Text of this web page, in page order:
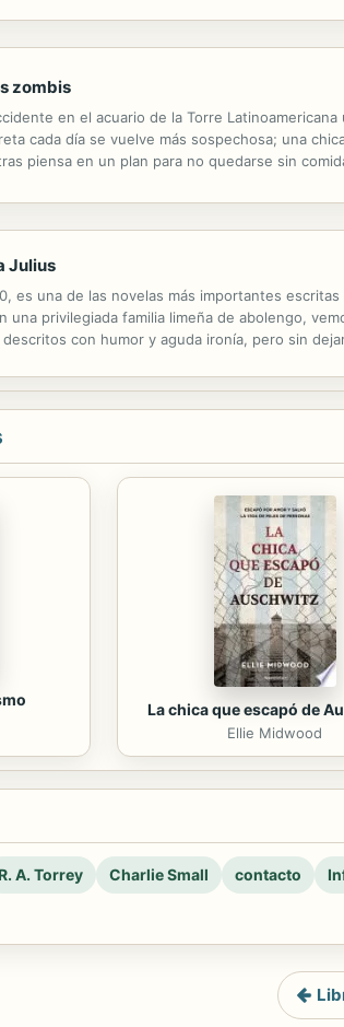
zombis
en el acuario de la Torre
cada día se vuelve más sospechosa; una
piensa en un plan para no quedarse sin
Julius
es una de las novelas más importantes
una privilegiada familia limeña de abolengo,
con humor y aguda ironía, pero sin
La chica que escapó de
Ellie Midwood
A. Torrey Charlie Small contacto